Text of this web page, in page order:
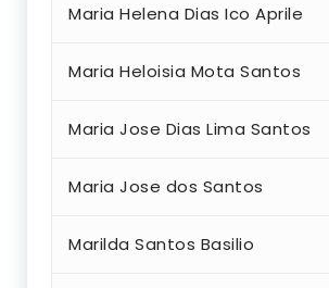
Maria Helena Dias Ico Aprile
Maria Heloisia Mota Santos
Maria Jose Dias Lima Santos
Maria Jose dos Santos
Marilda Santos Basilio